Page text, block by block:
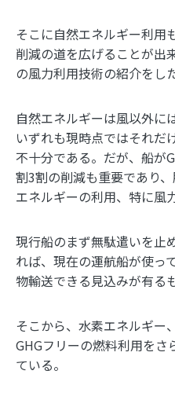
そこに自然エネルギー利用
削減の道を広げることが出
の風力利用技術の紹介をし
自然エネルギーは風以外に
いずれも現時点ではそれだ
不十分である。だが、船が
割3割の削減も重要であり
エネルギーの利用、特に風
現行船のまず無駄遣いを止
れば、現在の運航船が使っ
物輸送できる見込みが有る
そこから、水素エネルギー
GHGフリーの燃料利用を
ている。